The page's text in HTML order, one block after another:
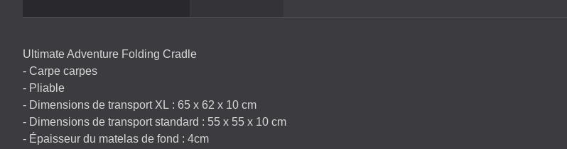
Ultimate Adventure Folding Cradle
- Carpe carpes
- Pliable
- Dimensions de transport XL : 65 x 62 x 10 cm
- Dimensions de transport standard : 55 x 55 x 10 cm
- Épaisseur du matelas de fond : 4cm